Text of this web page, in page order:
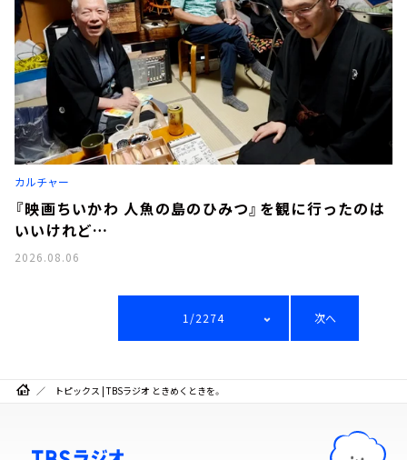
カルチャー
『映画ちいかわ 人魚の島のひみつ』を観に行ったのは
いいけれど…
2026.08.06
1/2274 次へ
トピックス | TBSラジオ ときめくときを。